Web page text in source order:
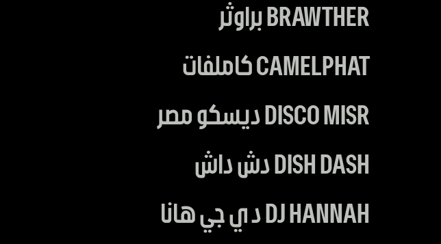
BRAWTHER براوثر
CAMELPHAT كاملفات
DISCO MISR ديسكو مصر
DISH DASH دش داش
DJ HANNAH دي جي هانا